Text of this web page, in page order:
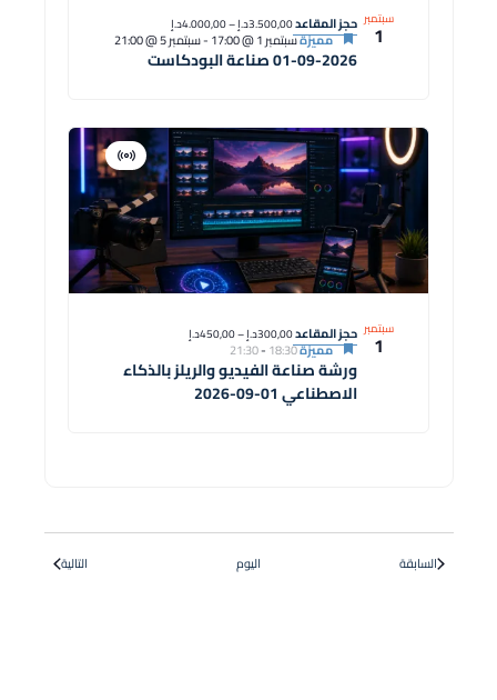
سبتمبر
1
01-09-2026 صناعة البودكاست
مميزةسبتمبر 1 @ 17:00 -سبتمبر 5 @ 21:00
حجز المقاعد3.500,00د.إ – 4.000,00د.إ
سبتمبر
1
ورشة صناعة الفيديو والريلز بالذكاء
الاصطناعي 01-09-2026
افتراضية
دورة
مميزة18:30
-
21:30
حجز المقاعد300,00د.إ – 450,00د.إ
الدورات
السابقة اليوم الدورات
التالية